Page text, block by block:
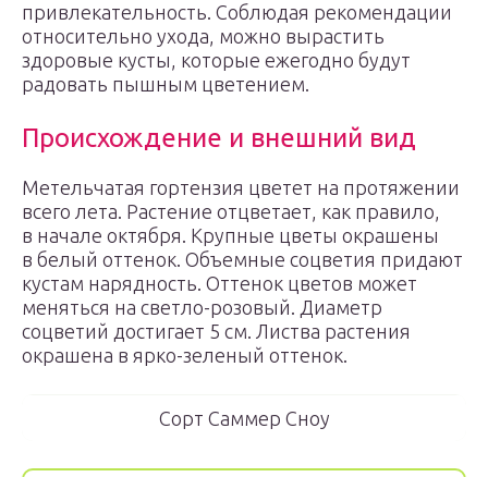
привлекательность. Соблюдая рекомендации
относительно ухода, можно вырастить
здоровые кусты, которые ежегодно будут
радовать пышным цветением.
Происхождение и внешний вид
Метельчатая гортензия цветет на протяжении
всего лета. Растение отцветает, как правило,
в начале октября. Крупные цветы окрашены
в белый оттенок. Объемные соцветия придают
кустам нарядность. Оттенок цветов может
меняться на светло-розовый. Диаметр
соцветий достигает 5 см. Листва растения
окрашена в ярко-зеленый оттенок.
Сорт Саммер Сноу